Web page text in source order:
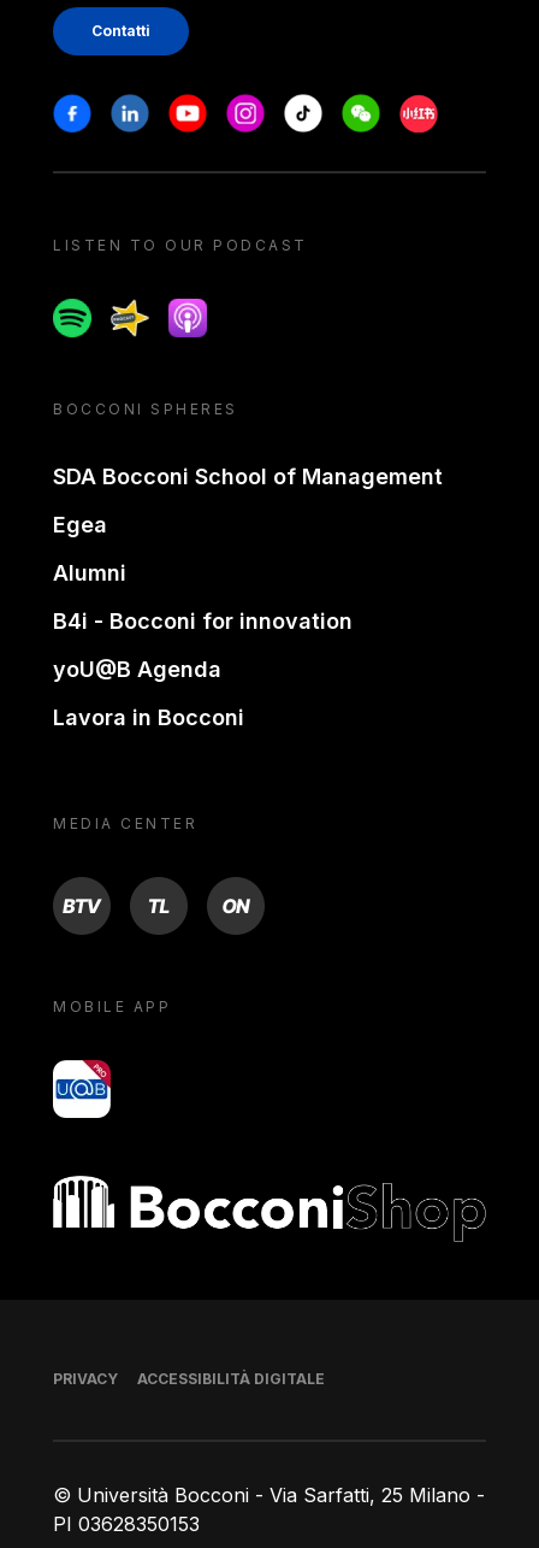
Contatti
Stay in touch
FacebookLinkedinYoutubeInstagram
Tiktok WeechatXiaohongshu/
LISTEN TO OUR PODCAST
SpotifySpreakerApple podcast
BOCCONI SPHERES
SDA Bocconi School of Management
Egea
Alumni
B4i - Bocconi for innovation
yoU@B Agenda
Lavora in Bocconi
MEDIA CENTER
BTV TL ON
MOBILE APP
yoU@B
Bocconi shop
© Università Bocconi - Via Sarfatti, 25 Milano -
PI 03628350153
Piè di pagina
PRIVACY ACCESSIBILITÀ DIGITALE